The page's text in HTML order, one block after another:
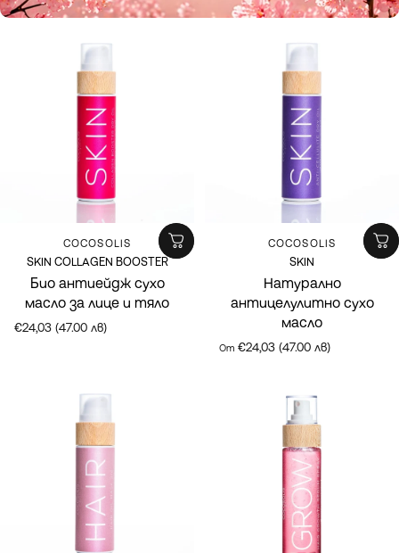
Марка:
COCOSOLIS
SKIN COLLAGEN BOOSTER
Био антиейдж сухо
масло за лице и тяло
€24,03 (47.00 лв)
Марка:
COCOSOLIS
SKIN
Натурално
антицелулитно сухо
масло
От €24,03 (47.00 лв)